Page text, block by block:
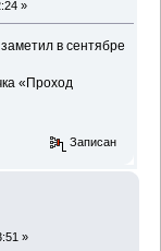
»
в сентябре
«Проход
Записан
»